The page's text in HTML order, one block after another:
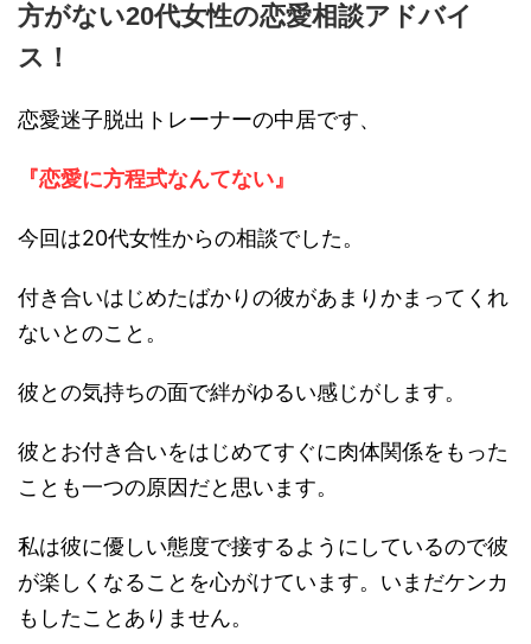
方がない20代女性の恋愛相談アドバイ
ス！
恋愛迷子脱出トレーナーの中居です、
『恋愛に方程式なんてない』
今回は20代女性からの相談でした。
付き合いはじめたばかりの彼があまりかまってくれ
ないとのこと。
彼との気持ちの面で絆がゆるい感じがします。
彼とお付き合いをはじめてすぐに肉体関係をもった
ことも一つの原因だと思います。
私は彼に優しい態度で接するようにしているので彼
が楽しくなることを心がけています。いまだケンカ
もしたことありません。